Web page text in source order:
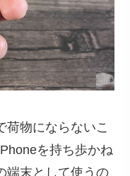
荷物にならないこ
を持ち歩かね
端末として使うの